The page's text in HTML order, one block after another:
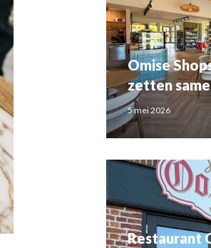
Omise
zetten
5 mei 2026
Restaurant